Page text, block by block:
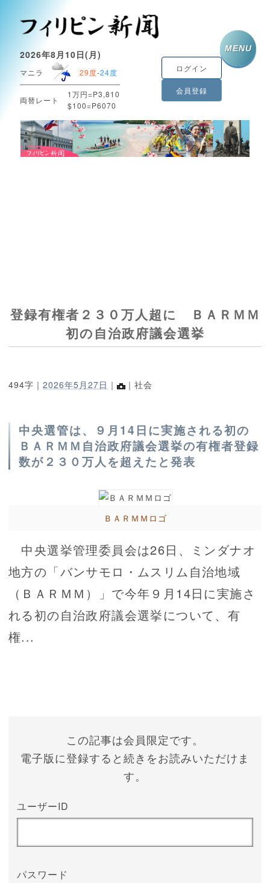
2026年8月10日(月)
マニラ 29度-24度
両替レート
1万円=P3,810
$100=P6070
ログイン
会員登録
MENU
登録有権者２３０万人超に ＢＡＲＭＭ
初の自治政府議会選挙
494字｜ 2026年5月27日 ｜ ｜社会
中央選管は、９月14日に実施される初の
ＢＡＲＭＭ自治政府議会選挙の有権者登録
数が２３０万人を超えたと発表
ＢＡＲＭＭロゴ
中央選挙管理委員会は26日、ミンダナオ
地方の「バンサモロ・ムスリム自治地域
（ＢＡＲＭＭ）」で今年９月14日に実施さ
れる初の自治政府議会選挙について、有
権...
この記事は会員限定です。
電子版に登録すると続きをお読みいただけま
す。
ユーザーID
パスワード